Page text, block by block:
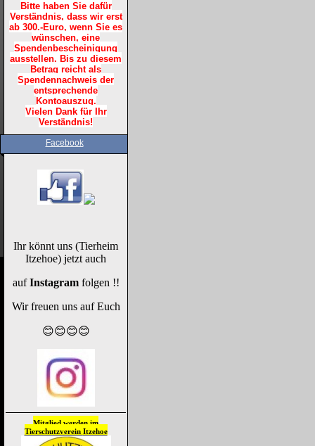
Bitte haben Sie dafür
Verständnis, dass wir erst
ab 300.-Euro, wenn Sie es
wünschen, eine
Spendenbescheinigung
ausstellen. Bis zu diesem
Betrag reicht als
Spendennachweis der
entsprechende
Kontoauszug.
Vielen Dank für Ihr
Verständnis!
Facebook
Ihr könnt uns (Tierheim
Itzehoe) jetzt auch
aufInstagramfolgen !!
Wir freuen uns auf Euch
😊😊😊😊
Mitglied werden im
Tierschutzverein Itzehoe